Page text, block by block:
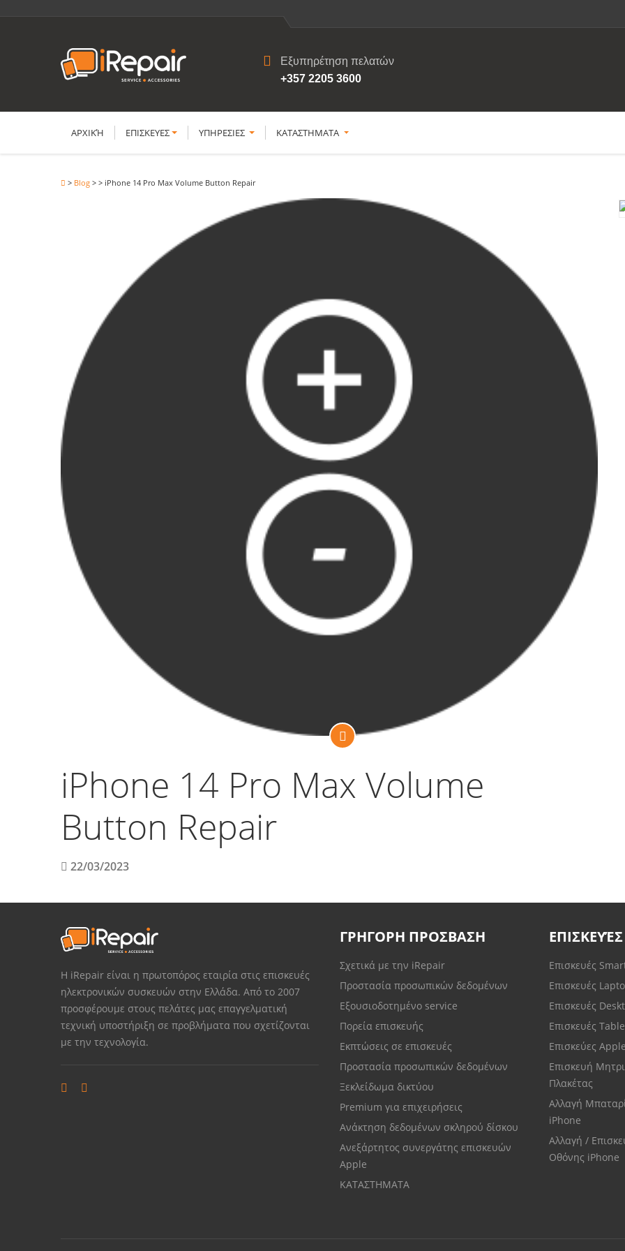
Εξυπηρέτηση πελατών
+357 2205 3600
ΑΡΧΙΚΉ ΕΠΙΣΚΕΥΕΣ YΠΗΡΕΣΙΕΣ ΚΑΤΑΣΤΗΜΑΤΑ
> Blog > > iPhone 14 Pro Max Volume Button Repair
iPhone 14 Pro Max Volume
Button Repair
22/03/2023
Η iRepair είναι η πρωτοπόρος εταιρία στις επισκευές
ηλεκτρονικών συσκευών στην Ελλάδα. Από το 2007
προσφέρουμε στους πελάτες μας επαγγελματική
τεχνική υποστήριξη σε προβλήματα που σχετίζονται
με την τεχνολογία.
ΓΡΗΓΟΡΗ ΠΡΟΣΒΑΣΗ
Σχετικά με την iRepair
Προστασία προσωπικών δεδομένων
Εξουσιοδοτημένο service
Πορεία επισκευής
Εκπτώσεις σε επισκευές
Προστασία προσωπικών δεδομένων
Ξεκλείδωμα δικτύου
Premium για επιχειρήσεις
Ανάκτηση δεδομένων σκληρού δίσκου
Ανεξάρτητος συνεργάτης επισκευών
Apple
ΚΑΤΑΣΤΗΜΑΤΑ
ΕΠΙΣΚΕΥΈΣ
Επισκευές
Επισκευές
Επισκευές
Επισκευές
Επισκεύες
Επισκευή
Πλακέτας
Αλλαγή
iPhone
Αλλαγή /
Οθόνης iPhone